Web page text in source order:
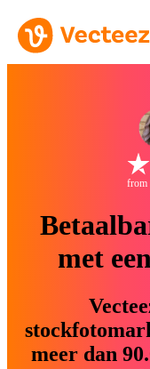
from
met
meer dan